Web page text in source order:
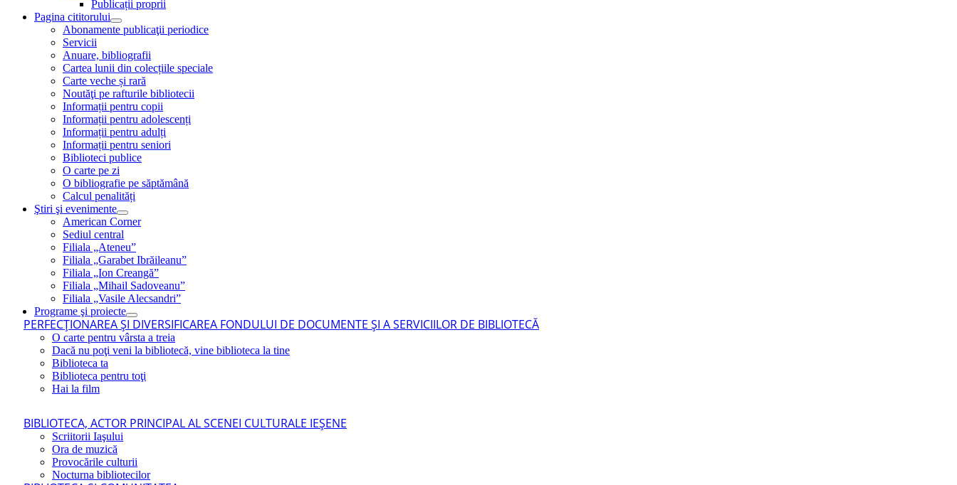
Publicații proprii
Pagina cititorului
Abonamente publicaţii periodice
Servicii
Anuare, bibliografii
Cartea lunii din colecțiile speciale
Carte veche și rară
Noutăţi pe rafturile bibliotecii
Informații pentru copii
Informații pentru adolescenți
Informații pentru adulți
Informații pentru seniori
Biblioteci publice
O carte pe zi
O bibliografie pe săptămână
Calcul penalități
Ştiri şi evenimente
American Corner
Sediul central
Filiala „Ateneu”
Filiala „Garabet Ibrăileanu”
Filiala „Ion Creangă”
Filiala „Mihail Sadoveanu”
Filiala „Vasile Alecsandri”
Programe şi proiecte
PERFECŢIONAREA ŞI DIVERSIFICAREA FONDULUI DE DOCUMENTE ŞI A SERVICIILOR DE BIBLIOTECĂ
O carte pentru vârsta a treia
Dacă nu poţi veni la bibliotecă, vine biblioteca la tine
Biblioteca ta
Biblioteca pentru toţi
Hai la film
BIBLIOTECA, ACTOR PRINCIPAL AL SCENEI CULTURALE IEŞENE
Scriitorii Iaşului
Ora de muzică
Provocările culturii
Nocturna bibliotecilor